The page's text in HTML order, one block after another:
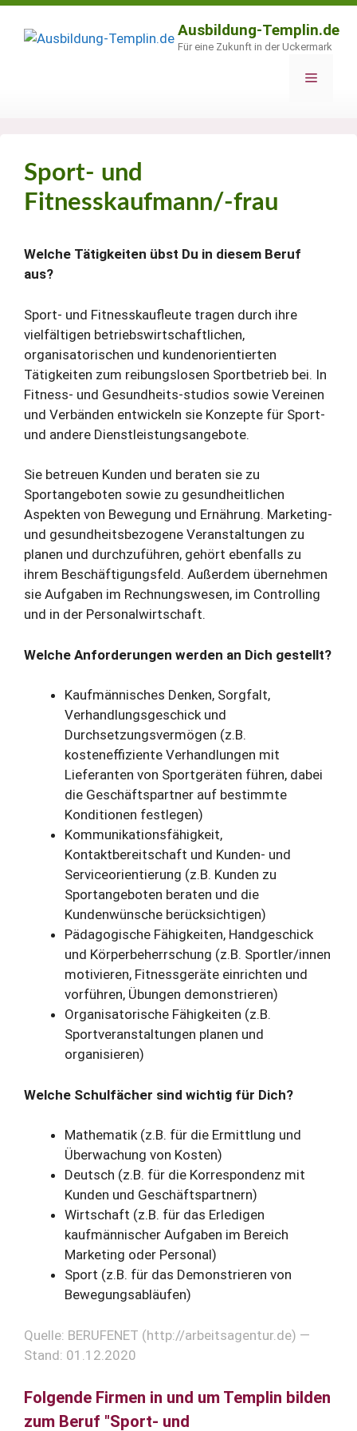
Zum
Inhalt
Ausbildung-Templin.de
Für eine Zukunft in der Uckermark
Menü
Sport- und
Fitnesskaufmann/-frau
Welche Tätigkeiten übst Du in diesem Beruf
aus?
Sport- und Fitnesskaufleute tragen durch ihre
vielfältigen betriebswirtschaftlichen,
organisatorischen und kundenorientierten
Tätigkeiten zum reibungslosen Sportbetrieb bei. In
Fitness- und Gesundheits-studios sowie Vereinen
und Verbänden entwickeln sie Konzepte für Sport-
und andere Dienstleistungsangebote.
Sie betreuen Kunden und beraten sie zu
Sportangeboten sowie zu gesundheitlichen
Aspekten von Bewegung und Ernährung. Marketing-
und gesundheitsbezogene Veranstaltungen zu
planen und durchzuführen, gehört ebenfalls zu
ihrem Beschäftigungsfeld. Außerdem übernehmen
sie Aufgaben im Rechnungswesen, im Controlling
und in der Personalwirtschaft.
Welche Anforderungen werden an Dich gestellt?
Kaufmännisches Denken, Sorgfalt,
Verhandlungsgeschick und
Durchsetzungsvermögen (z.B.
kosteneffiziente Verhandlungen mit
Lieferanten von Sportgeräten führen, dabei
die Geschäftspartner auf bestimmte
Konditionen festlegen)
Kommunikationsfähigkeit,
Kontaktbereitschaft und Kunden- und
Serviceorientierung (z.B. Kunden zu
Sportangeboten beraten und die
Kundenwünsche berücksichtigen)
Pädagogische Fähigkeiten, Handgeschick
und Körperbeherrschung (z.B. Sportler/innen
motivieren, Fitnessgeräte einrichten und
vorführen, Übungen demonstrieren)
Organisatorische Fähigkeiten (z.B.
Sportveranstaltungen planen und
organisieren)
Welche Schulfächer sind wichtig für Dich?
Mathematik (z.B. für die Ermittlung und
Überwachung von Kosten)
Deutsch (z.B. für die Korrespondenz mit
Kunden und Geschäftspartnern)
Wirtschaft (z.B. für das Erledigen
kaufmännischer Aufgaben im Bereich
Marketing oder Personal)
Sport (z.B. für das Demonstrieren von
Bewegungsabläufen)
Quelle: BERUFENET (http://arbeitsagentur.de) —
Stand: 01.12.2020
Folgende Firmen in und um Templin bilden
zum Beruf "Sport- und